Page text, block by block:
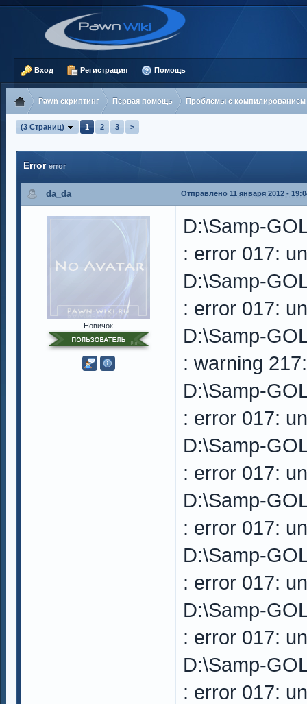
Вход Регистрация Помощь
Pawn скриптинг Первая помощь Проблемы с компилированием
(3 Страниц) 1 2 3 >
Error error
da_da Отправлено 11 января 2012 -
Новичок
D:\Samp-
: error 017:
D:\Samp-
: error 017:
D:\Samp-
: warning
D:\Samp-
: error 017:
D:\Samp-
: error 017:
D:\Samp-
: error 017:
D:\Samp-
: error 017:
D:\Samp-
: error 017:
D:\Samp-
: error 017: